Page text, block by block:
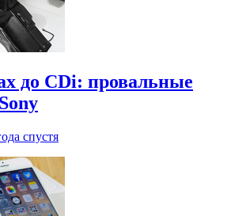
до CDi: провальные
спустя